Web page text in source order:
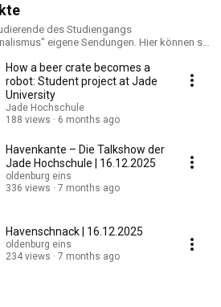
des Studiengangs
eigene Sendungen. Hier können sie
How a beer crate becomes a
robot: Student project at Jade
University
Jade Hochschule
188 views
6 months ago
Havenkante – Die Talkshow der
Jade Hochschule | 16.12.2025
oldenburg eins
336 views
7 months ago
Havenschnack | 16.12.2025
oldenburg eins
234 views
7 months ago